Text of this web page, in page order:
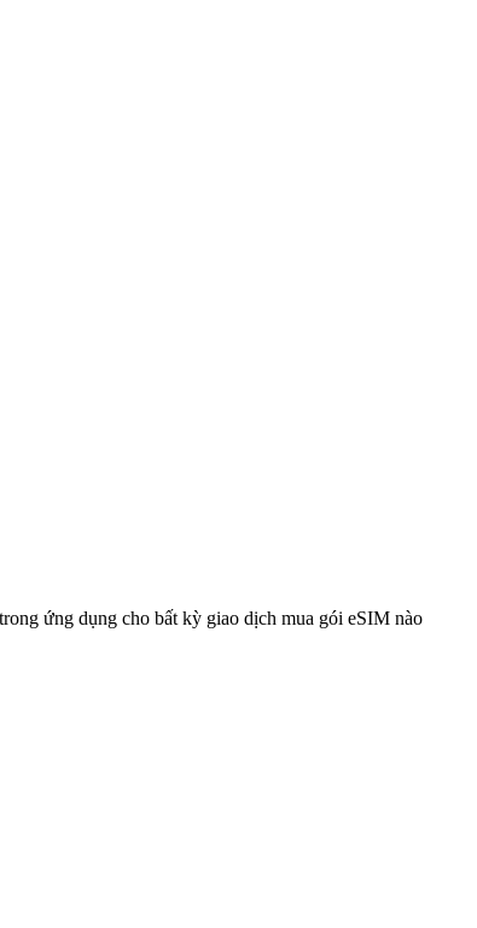
ứng dụng cho bất kỳ giao dịch mua gói eSIM nào